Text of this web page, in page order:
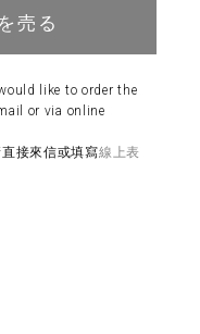
売る
like to order the
or via online
接來信或填寫線上表